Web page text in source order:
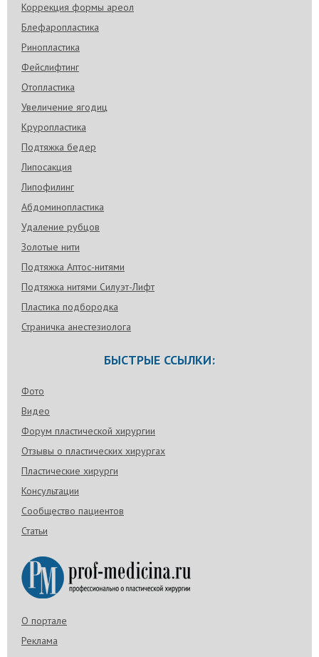
Коррекция формы ареол
Блефаропластика
Ринопластика
Фейслифтинг
Отопластика
Увеличение ягодиц
Круропластика
Подтяжка бедер
Липосакция
Липофилинг
Абдоминопластика
Удаление рубцов
Золотые нити
Подтяжка Аптос-нитями
Подтяжка нитями Силуэт-Лифт
Пластика подбородка
Страничка анестезиолога
БЫСТРЫЕ ССЫЛКИ:
Фото
Видео
Форум пластической хирургии
Отзывы о пластических хирургах
Пластические хирурги
Консультации
Сообщество пациентов
Статьи
О портале
Реклама